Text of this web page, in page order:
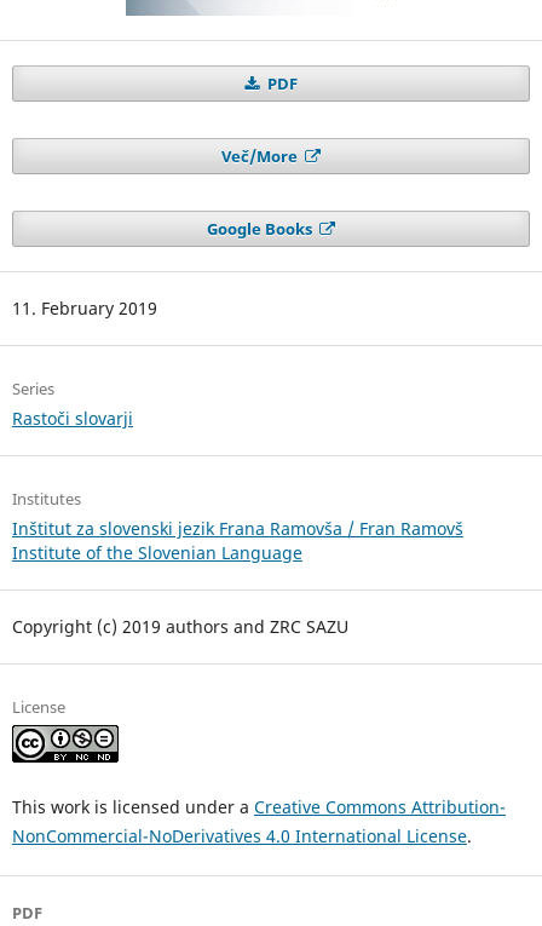
PDF
Več/More
Google Books
11. February 2019
Series
Rastoči slovarji
Institutes
Inštitut za slovenski jezik Frana Ramovša / Fran Ramovš
Institute of the Slovenian Language
Copyright (c) 2019 authors and ZRC SAZU
License
This work is licensed under a Creative Commons Attribution-
NonCommercial-NoDerivatives 4.0 International License.
PDF